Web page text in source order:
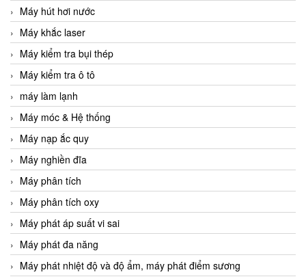
Máy hút hơi nước
Máy khắc laser
Máy kiểm tra bụi thép
Máy kiểm tra ô tô
máy làm lạnh
Máy móc & Hệ thống
Máy nạp ắc quy
Máy nghiền đĩa
Máy phân tích
Máy phân tích oxy
Máy phát áp suất vi sai
Máy phát đa năng
Máy phát nhiệt độ và độ ẩm, máy phát điểm sương